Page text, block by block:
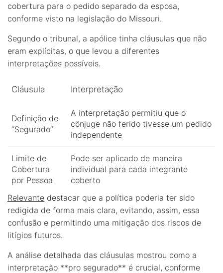
cobertura para o pedido separado da esposa,
conforme visto na legislação do Missouri.
Segundo o tribunal, a apólice tinha cláusulas que não
eram explícitas, o que levou a diferentes
interpretações possíveis.
Cláusula Interpretação
Definição de
“Segurado”
A interpretação permitiu que o
cônjuge não ferido tivesse um pedido
independente
Limite de
Cobertura
por Pessoa
Pode ser aplicado de maneira
individual para cada integrante
coberto
Relevante destacar que a política poderia ter sido
redigida de forma mais clara, evitando, assim, essa
confusão e permitindo uma mitigação dos riscos de
litígios futuros.
A análise detalhada das cláusulas mostrou como a
interpretação **pro segurado** é crucial, conforme